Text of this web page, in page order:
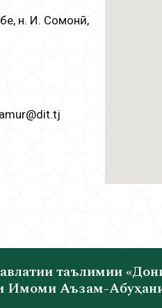
н. И. Сомонӣ,
таълимии
Имоми Аъзам-